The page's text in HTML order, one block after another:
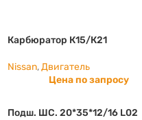
Карбюратор К15/К21
Nissan,Двигатель
Цена по запросу
Подш. ШС. 20*35*12/16 L02